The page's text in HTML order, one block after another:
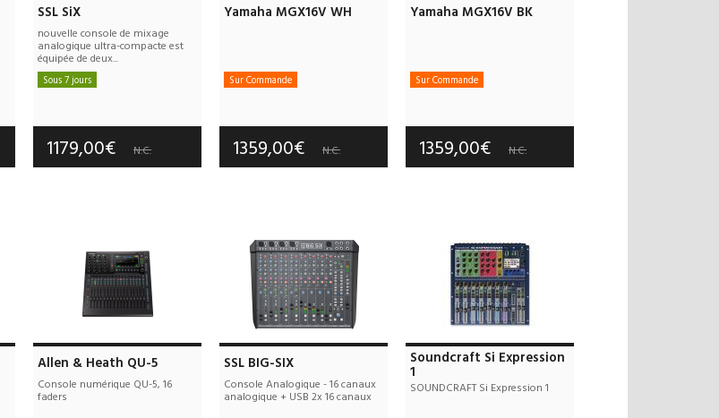
SSL SiX
nouvelle console de mixage
analogique ultra-compacte est
équipée de deux...
Sous 7 jours
Garantie :3 an(s)
1179,00€ N.C.
Yamaha MGX16V WH
Sur Commande
Garantie :3 an(s)
1359,00€ N.C.
Yamaha MGX16V BK
Sur Commande
Garantie :3 an(s)
1359,00€ N.C.
Allen & Heath QU-5
Console numérique QU-5, 16
faders
SSL BIG-SIX
Console Analogique - 16 canaux
analogique + USB 2x 16 canaux
Soundcraft Si Expression
1
SOUNDCRAFT Si Expression 1